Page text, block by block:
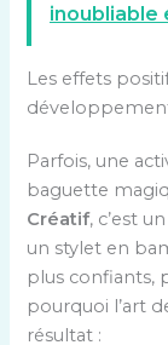
inoubliable
Les effets
Parfois, une
baguette
Créatif, c’est
un stylet en
plus confiants,
pourquoi l’art
résultat :